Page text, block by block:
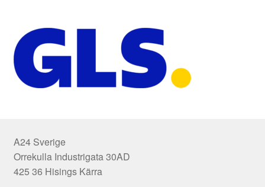
A24 Sverige
Orrekulla Industrigata 30AD
425 36 Hisings Kärra